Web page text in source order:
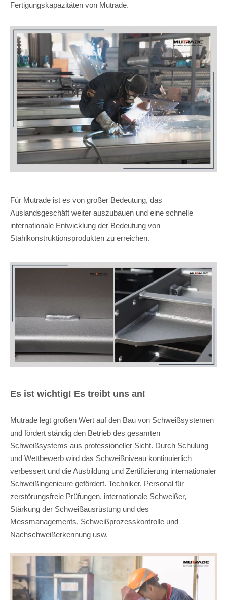
Fertigungskapazitäten von Mutrade.
Für Mutrade ist es von großer Bedeutung, das
Auslandsgeschäft weiter auszubauen und eine schnelle
internationale Entwicklung der Bedeutung von
Stahlkonstruktionsprodukten zu erreichen.
Es ist wichtig! Es treibt uns an!
Mutrade legt großen Wert auf den Bau von Schweißsystemen
und fördert ständig den Betrieb des gesamten
Schweißsystems aus professioneller Sicht. Durch Schulung
und Wettbewerb wird das Schweißniveau kontinuierlich
verbessert und die Ausbildung und Zertifizierung internationaler
Schweißingenieure gefördert. Techniker, Personal für
zerstörungsfreie Prüfungen, internationale Schweißer,
Stärkung der Schweißausrüstung und des
Messmanagements, Schweißprozesskontrolle und
Nachschweißerkennung usw.